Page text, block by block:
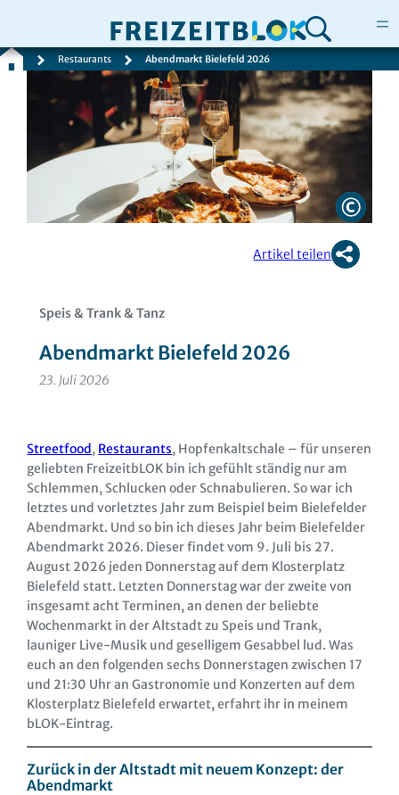
Restaurants Abendmarkt Bielefeld 2026
Speis & Trank & Tanz
Abendmarkt Bielefeld 2026
23. Juli 2026
Artikel teilen
Streetfood, Restaurants, Hopfenkaltschale – für unseren
geliebten FreizeitbLOK bin ich gefühlt ständig nur am
Schlemmen, Schlucken oder Schnabulieren. So war ich
letztes und vorletztes Jahr zum Beispiel beim Bielefelder
Abendmarkt. Und so bin ich dieses Jahr beim Bielefelder
Abendmarkt 2026. Dieser findet vom 9. Juli bis 27.
August 2026 jeden Donnerstag auf dem Klosterplatz
Bielefeld statt. Letzten Donnerstag war der zweite von
insgesamt acht Terminen, an denen der beliebte
Wochenmarkt in der Altstadt zu Speis und Trank,
launiger Live-Musik und geselligem Gesabbel lud. Was
euch an den folgenden sechs Donnerstagen zwischen 17
und 21:30 Uhr an Gastronomie und Konzerten auf dem
Klosterplatz Bielefeld erwartet, erfahrt ihr in meinem
bLOK-Eintrag.
Zurück in der Altstadt mit neuem Konzept: der
Abendmarkt